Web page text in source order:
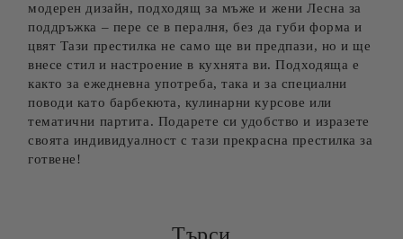
модерен дизайн, подходящ за мъже и жени Лесна за
поддръжка – пере се в пералня, без да губи форма и
цвят Тази престилка не само ще ви предпази, но и ще
внесе стил и настроение в кухнята ви. Подходяща е
както за ежедневна употреба, така и за специални
поводи като барбекюта, кулинарни курсове или
тематични партита. Подарете си удобство и изразете
своята индивидуалност с тази прекрасна престилка за
готвене!